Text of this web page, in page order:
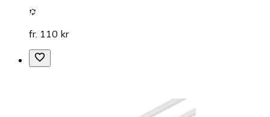
fr. 110 kr